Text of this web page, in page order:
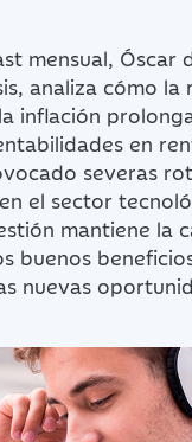
mensual, Óscar
analiza cómo la
inflación
en
severas
el sector
mantiene la
buenos
nuevas